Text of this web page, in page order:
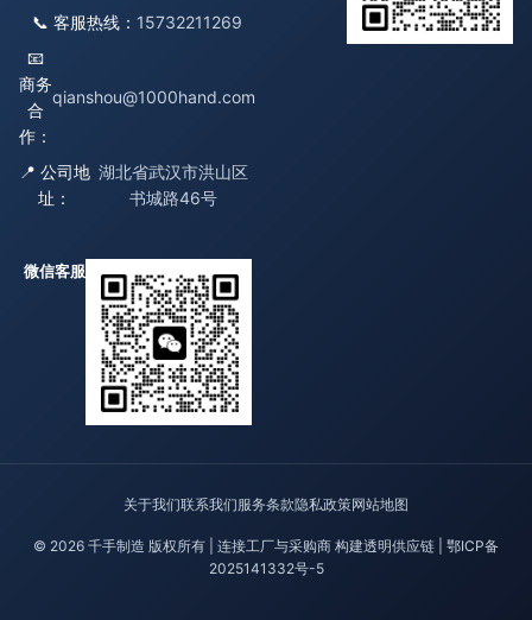
📞 客服热线： 15732211269
📧
商务
合
作：
qianshou@1000hand.com
📍 公司地
址：
湖北省武汉市洪山区
书城路46号
微信客服
关于我们联系我们服务条款隐私政策网站地图
© 2026 千手制造 版权所有 | 连接工厂与采购商 构建透明供应链 | 鄂ICP备
2025141332号-5